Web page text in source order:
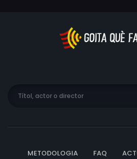
METODOLOGIA FAQ